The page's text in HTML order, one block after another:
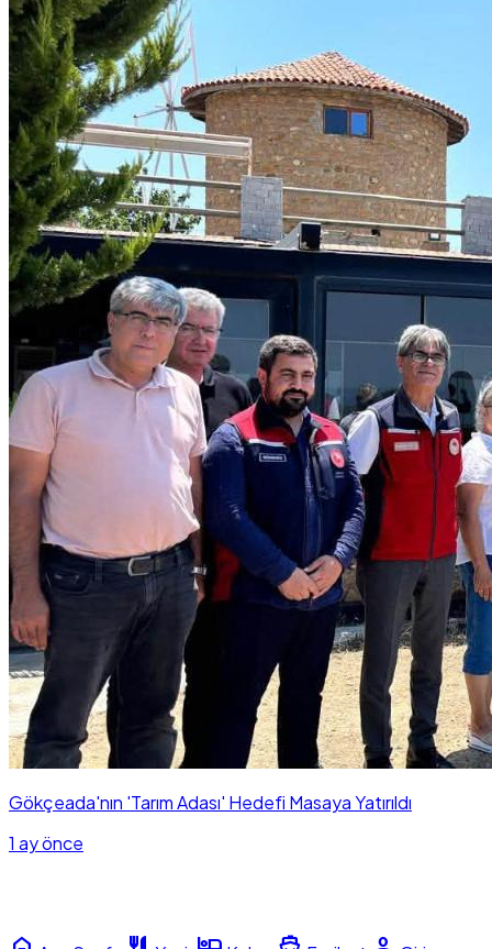
Gökçeada'nın 'Tarım Adası' Hedefi Masaya Yatırıldı
1 ay önce